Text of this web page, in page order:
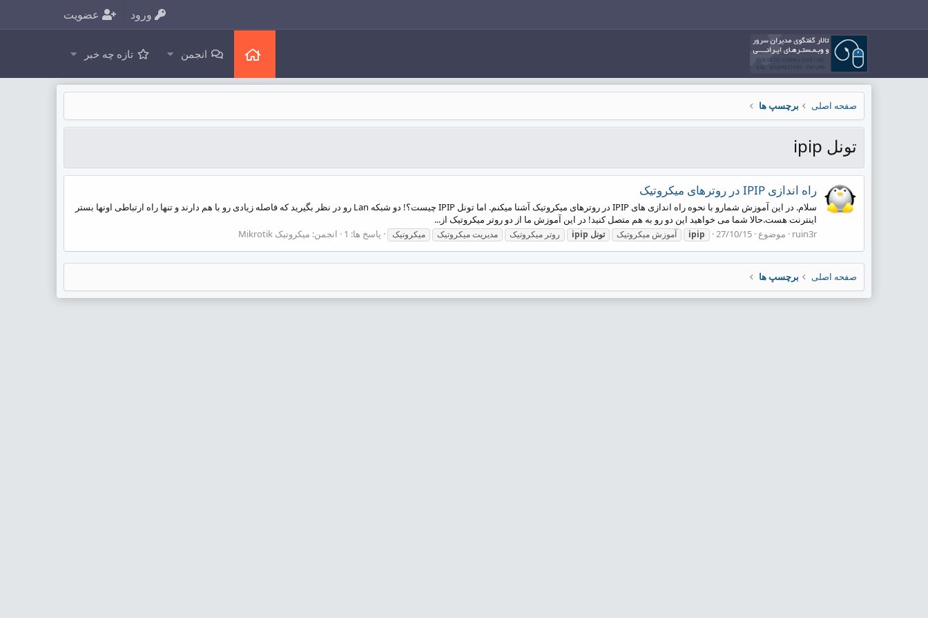
ورود عضویت
انجمن تازه چه خبر
صفحه اصلی برچسپ ها
تونل ipip
راه اندازی IPIP در روترهای میکروتیک
سلام. در این آموزش شمارو با نحوه راه اندازی های IPIP در روترهای میکروتیک آشنا میکنم. اما تونل IPIP چیست؟! دو شبکه Lan رو در نظر بگیرید که فاصله زیادی رو با هم دارند و تنها راه ارتباطی اونها بستر
اینترنت هست.حالا شما می خواهید این دو رو به هم متصل کنید! در این آموزش ما از دو روتر میکروتیک از...
ruin3r
موضوع 27/10/15
ipip آموزش میکروتیک تونل ipip روتر میکروتیک مدیریت میکروتیک میکروتیک پاسخ ها: 1 انجمن: میکروتیک Mikrotik
صفحه اصلی برچسپ ها